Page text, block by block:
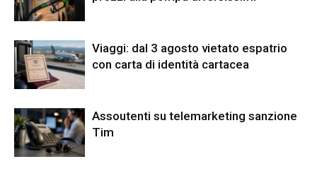
Viaggi: dal 3 agosto vietato espatrio
con carta di identità cartacea
Assoutenti su telemarketing sanzione
Tim